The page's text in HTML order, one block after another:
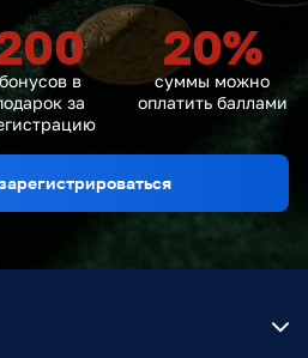
бонусов в
за
20%
суммы можно
оплатить баллами